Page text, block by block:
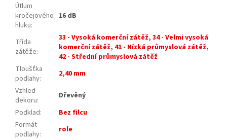
Útlum
kročejového
hluku:
16 dB
Třída
zátěže:
33 - Vysoká komerční zátěž, 34 - Velmi vysoká
komerční zátěž, 41 - Nízká průmyslová zátěž,
42 - Střední průmyslová zátěž
Tloušťka
podlahy:
2,40 mm
Vzhled
dekoru:
Dřevěný
Podklad:
Bez filcu
Formát
podlahy:
role